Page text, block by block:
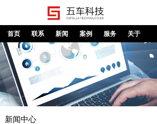
首页 联系 新闻 案例 服务 关于
新闻中心